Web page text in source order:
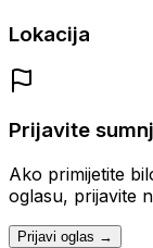
Lokacija
Prijavite
Ako primijetite
oglasu, prijavite
Prijavi oglas →